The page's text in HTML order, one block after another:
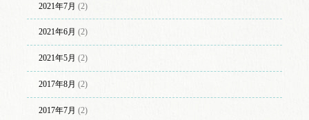
2021年7月 (2)
2021年6月 (2)
2021年5月 (2)
2017年8月 (2)
2017年7月 (2)